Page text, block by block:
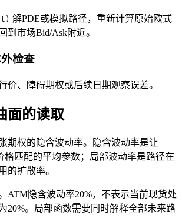
解PDE或模拟路径，重新计算原始欧式
到市场Bid/Ask附近。
检查
价、障碍期权或后续日期观察误差。
面的读取
期权的隐含波动率。隐含波动率是让
格匹配的平均参数；局部波动率是路径在
的扩散率。
ATM隐含波动率20%，不表示当前现货处
20%。局部函数需要同时解释全部未来路